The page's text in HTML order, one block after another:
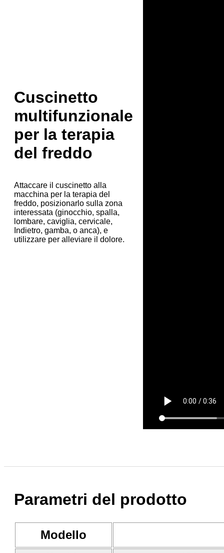
Cuscinetto
multifunzionale
per la terapia
del freddo
Attaccare il cuscinetto alla
macchina per la terapia del
freddo, posizionarlo sulla zona
interessata (ginocchio, spalla,
lombare, caviglia, cervicale,
Indietro, gamba, o anca), e
utilizzare per alleviare il dolore.
Parametri del prodotto
Modello